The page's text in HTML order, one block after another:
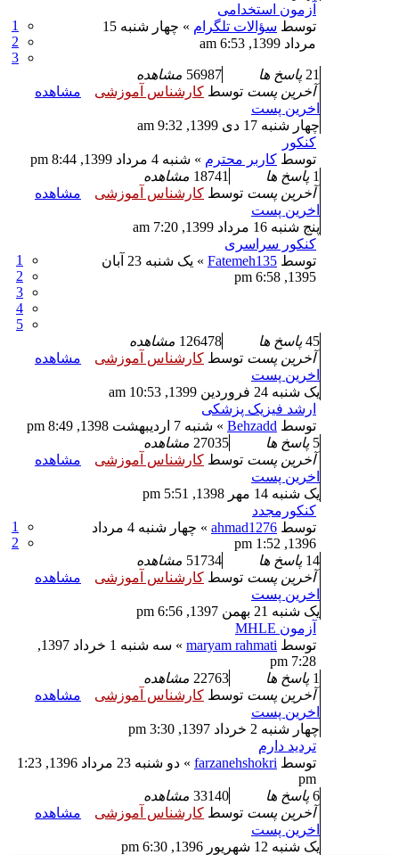
آزمون استخدامی
1
2
3
توسط سؤالات تلگرام
» چهار شنبه 15
مرداد 1399, 6:53 am
21 پاسخ ها 56987 مشاهده
آخرین پست توسط کارشناس آموزشی
مشاهده
اخرین پست
چهار شنبه 17 دی 1399, 9:32 am
کنکور
توسط کاربر محترم » شنبه 4 مرداد 1399, 8:44 pm
1 پاسخ ها 18741 مشاهده
آخرین پست توسط کارشناس آموزشی
مشاهده
اخرین پست
پنج شنبه 16 مرداد 1399, 7:20 am
کنکور سراسری
1
2
3
4
5
توسط Fatemeh135
» یک شنبه 23 آبان
1395, 6:58 pm
45 پاسخ ها 126478 مشاهده
آخرین پست توسط کارشناس آموزشی
مشاهده
اخرین پست
یک شنبه 24 فروردین 1399, 10:53 am
ارشد فیزیک پزشکی
توسط Behzadd » شنبه 7 اردیبهشت 1398, 8:49 pm
5 پاسخ ها 27035 مشاهده
آخرین پست توسط کارشناس آموزشی
مشاهده
اخرین پست
یک شنبه 14 مهر 1398, 5:51 pm
کنکورمجدد
1
2
توسط ahmad1276
» چهار شنبه 4 مرداد
1396, 1:52 pm
14 پاسخ ها 51734 مشاهده
آخرین پست توسط کارشناس آموزشی
مشاهده
اخرین پست
یک شنبه 21 بهمن 1397, 6:56 pm
آزمون MHLE
توسط maryam rahmati
» سه شنبه 1 خرداد 1397,
7:28 pm
1 پاسخ ها 22763 مشاهده
آخرین پست توسط کارشناس آموزشی
مشاهده
اخرین پست
چهار شنبه 2 خرداد 1397, 3:30 pm
تردید دارم
توسط farzanehshokri
» دو شنبه 23 مرداد 1396, 1:23
pm
6 پاسخ ها 33140 مشاهده
آخرین پست توسط کارشناس آموزشی
مشاهده
اخرین پست
یک شنبه 12 شهریور 1396, 6:30 pm